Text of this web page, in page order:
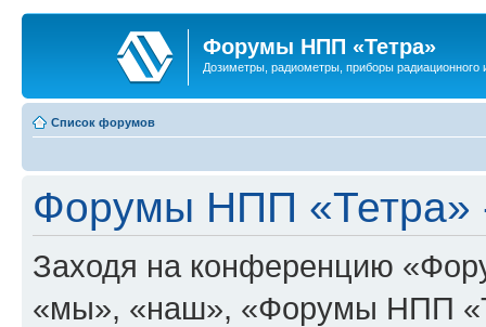
Форумы НПП «Тетра»
Дозиметры, радиометры, приборы радиационного
Список форумов
Форумы НПП «Тетра»
Заходя на конференцию
«мы», «наш», «Форумы НПП